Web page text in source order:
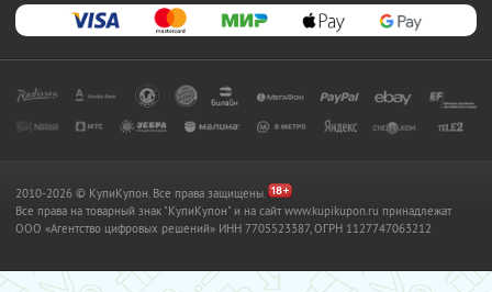
2010-2026 © КупиКупон. Все права защищены.
Все права на товарный знак "КупиКупон" и на сайт www.kupikupon.ru принадлежат
OOO «Агентство цифровых решений» ИНН 7705523387, ОГРН 1127747063212